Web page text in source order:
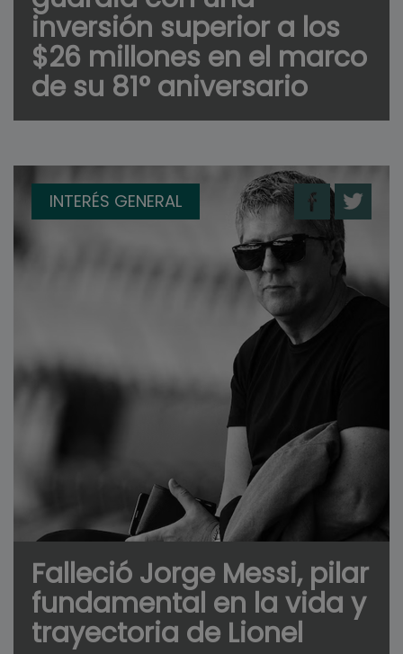
inversión superior a los
$26 millones en el marco
de su 81° aniversario
INTERÉS GENERAL
Falleció Jorge Messi, pilar
fundamental en la vida y
trayectoria de Lionel